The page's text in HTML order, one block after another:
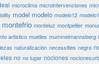
microclima microintervenciones
model modelo modelo12
montefrio monteluz montpellier
artistico muelles mummelmannsberg
naturalización necessities negro
no no lugar nociones